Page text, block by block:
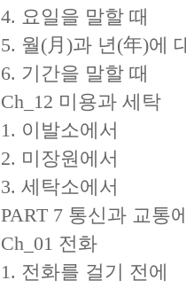
4. 요일을 말할 때
5. 월(月)과 년(年)에
6. 기간을 말할 때
Ch_12 미용과 세탁
1. 이발소에서
2. 미장원에서
3. 세탁소에서
PART 7 통신과 교통
Ch_01 전화
1. 전화를 걸기 전에